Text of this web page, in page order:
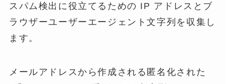
スパム検出に役立てるための IP アドレスとブ
ラウザーユーザーエージェント文字列を収集し
ます。
メールアドレスから作成される匿名化された